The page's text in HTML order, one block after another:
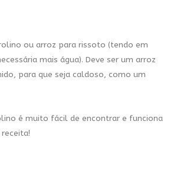
ou arroz para rissoto (tendo em
mais água). Deve ser um arroz
para que seja caldoso, como um
é muito fácil de encontrar e funciona